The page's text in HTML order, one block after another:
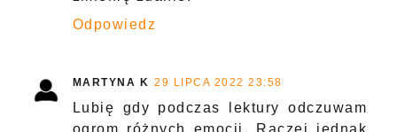
Odpowiedz
MARTYNA K 29 LIPCA 2022 23:58
Lubię gdy podczas lektury odczuwam